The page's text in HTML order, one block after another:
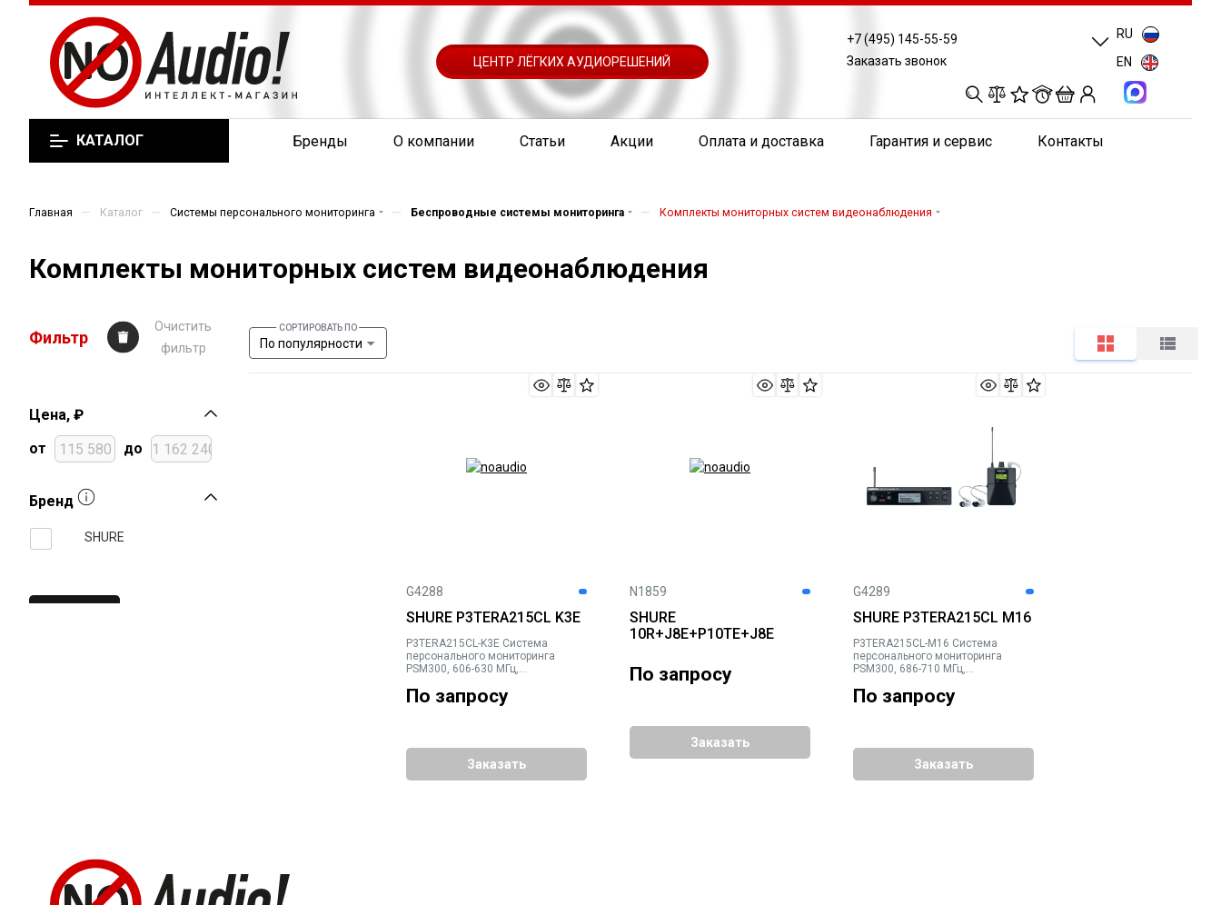
ЦЕНТР ЛЁГКИХ АУДИОРЕШЕНИЙ
+7 (495) 145-55-59
Заказать звонок
0
RU
EN
КАТАЛОГ Бренды О компании Статьи Акции Оплата и доставка Гарантия и сервис Контакты
Главная — Каталог — Системы персонального мониторинга — Беспроводные системы мониторинга — Комплекты мониторных систем видеонаблюдения
Комплекты мониторных систем видеонаблюдения
По популярности
G4288
SHURE P3TERA215CL K3E
P3TERA215CL-K3E Система
персонального мониторинга
PSM300, 606-630 МГц,
наушники SE215CL
По запросу
Заказать
N1859
SHURE
10R+J8E+P10TE+J8E
По запросу
Заказать
G4289
SHURE P3TERA215CL M16
P3TERA215CL-M16 Система
персонального мониторинга
PSM300, 686-710 МГц,
наушники SE215CL
По запросу
Заказать
Фильтр
Очистить
фильтр
Цена, ₽
от
до
Бренд
SHURE